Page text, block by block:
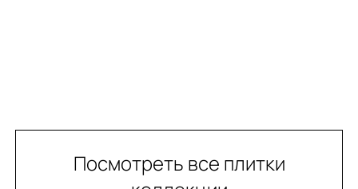
Посмотреть все плитки